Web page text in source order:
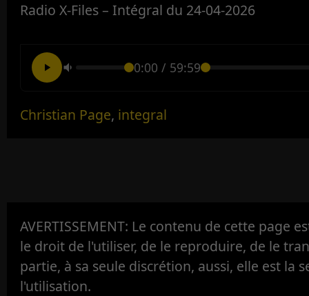
Radio X-Files – Intégral du 24-04-2026
0:00 / 59:59
Christian Page, integral
AVERTISSEMENT: Le contenu de cette page
le droit de l'utiliser, de le reproduire, de le
partie, à sa seule discrétion, aussi, elle est la
l'utilisation.